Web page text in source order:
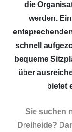
die
werden.
schnell
bequeme
über
bietet
Sie suchen
Dreiheide?